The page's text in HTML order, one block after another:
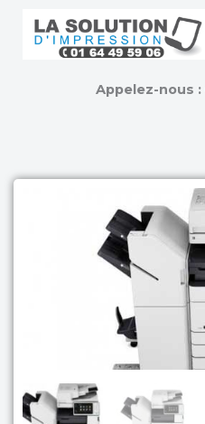
Appelez-nous :